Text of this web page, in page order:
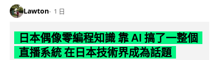
Lawton 1 日
日本偶像零編程知識 靠 AI 搞了一整個
直播系統 在日本技術界成為話題